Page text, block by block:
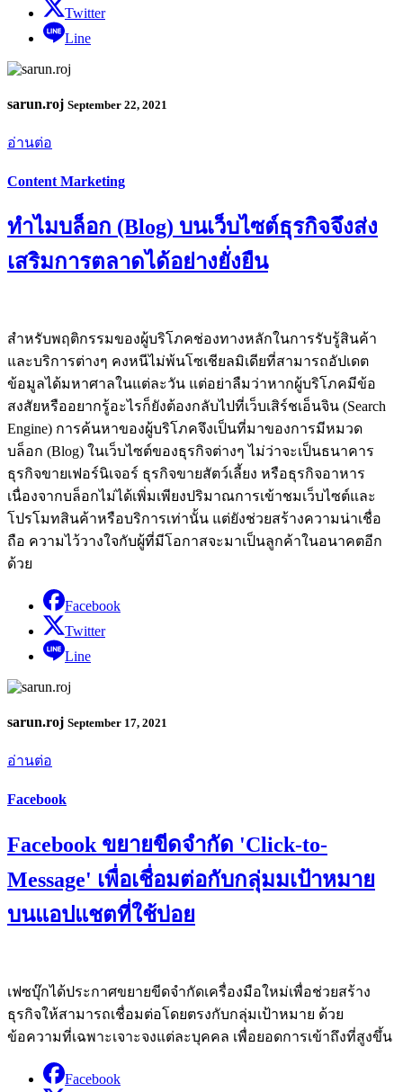
Twitter
Line
sarun.roj September 22, 2021
อ่านต่อ
Content Marketing
ทำไมบล็อก (Blog) บนเว็บไซต์ธุรกิจจึงส่ง
เสริมการตลาดได้อย่างยั่งยืน
สำหรับพฤติกรรมของผู้บริโภคช่องทางหลักในการรับรู้สินค้า
และบริการต่างๆ คงหนีไม่พ้นโซเชียลมิเดียที่สามารถอัปเดต
ข้อมูลได้มหาศาลในแต่ละวัน แต่อย่าลืมว่าหากผู้บริโภคมีข้อ
สงสัยหรืออยากรู้อะไรก็ยังต้องกลับไปที่เว็บเสิร์ชเอ็นจิน (Search
Engine) การค้นหาของผู้บริโภคจึงเป็นที่มาของการมีหมวด
บล็อก (Blog) ในเว็บไซต์ของธุรกิจต่างๆ ไม่ว่าจะเป็นธนาคาร
ธุรกิจขายเฟอร์นิเจอร์ ธุรกิจขายสัตว์เลี้ยง หรือธุรกิจอาหาร
เนื่องจากบล็อกไม่ได้เพิ่มเพียงปริมาณการเข้าชมเว็บไซต์และ
โปรโมทสินค้าหรือบริการเท่านั้น แต่ยังช่วยสร้างความน่าเชื่อ
ถือ ความไว้วางใจกับผู้ที่มีโอกาสจะมาเป็นลูกค้าในอนาคตอีก
ด้วย
Facebook
Twitter
Line
sarun.roj September 17, 2021
อ่านต่อ
Facebook
Facebook ขยายขีดจำกัด 'Click-to-
Message' เพื่อเชื่อมต่อกับกลุ่มมเป้าหมาย
บนแอปแชตที่ใช้บ่อย
เฟซบุ๊กได้ประกาศขยายขีดจำกัดเครื่องมือใหม่เพื่อช่วยสร้าง
ธุรกิจให้สามารถเชื่อมต่อโดยตรงกับกลุ่มเป้าหมาย ด้วย
ข้อความที่เฉพาะเจาะจงแต่ละบุคคล เพื่อยอดการเข้าถึงที่สูงขึ้น
Facebook